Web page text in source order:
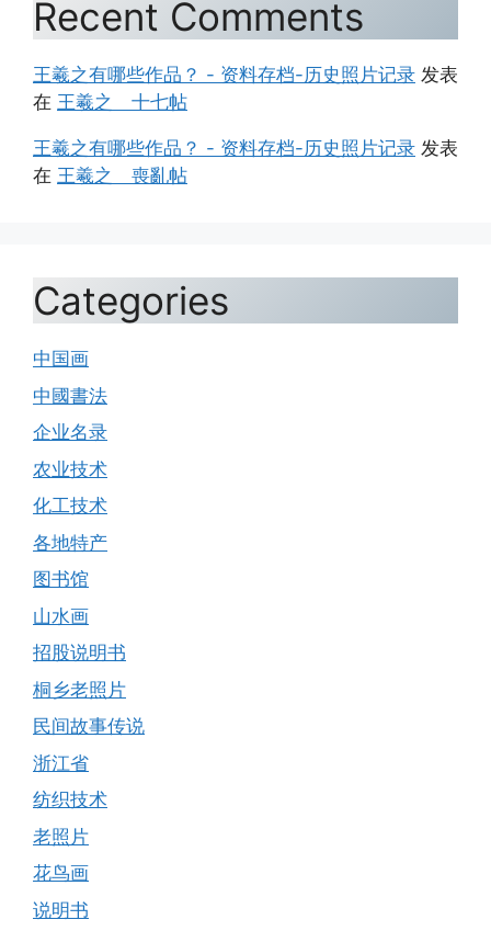
Recent Comments
王羲之有哪些作品？ - 资料存档-历史照片记录 发表
在 王羲之 十七帖
王羲之有哪些作品？ - 资料存档-历史照片记录 发表
在 王羲之 喪亂帖
Categories
中国画
中國書法
企业名录
农业技术
化工技术
各地特产
图书馆
山水画
招股说明书
桐乡老照片
民间故事传说
浙江省
纺织技术
老照片
花鸟画
说明书